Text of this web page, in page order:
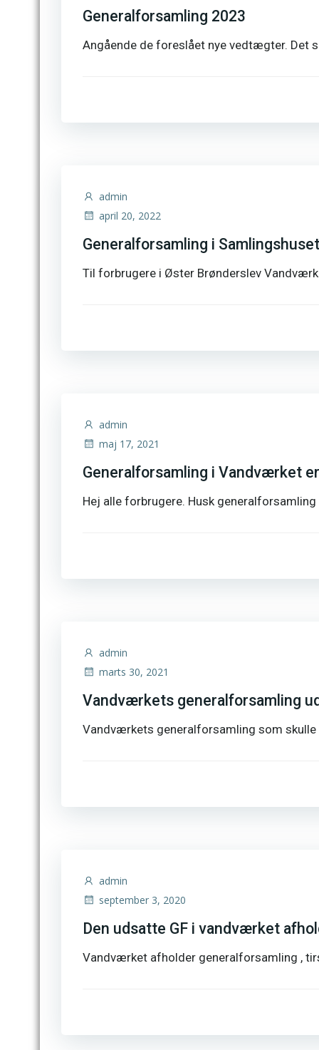
Generalforsamling 2023
Angående de foreslået nye vedtægter. Det
admin
april 20, 2022
Generalforsamling i
Til forbrugere i Øster Brønderslev
admin
maj 17, 2021
Generalforsamling i Vandværket
Hej alle forbrugere. Husk
admin
marts 30, 2021
Vandværkets generalforsamling
Vandværkets generalforsamling som
admin
september 3, 2020
Den udsatte GF i vandværket
Vandværket afholder generalforsamling ,